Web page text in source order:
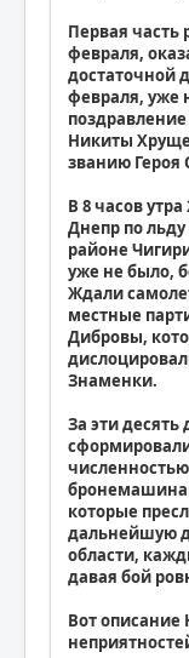
Первая часть
февраля,
достаточной
февраля, уже
Никиты
званию Героя
В 8 часов
Днепр по льду
районе
уже не было,
Ждали
местные
Дибровы,
Знаменки.
За эти
которые
дальнейшую
области,
давая бой
Вот